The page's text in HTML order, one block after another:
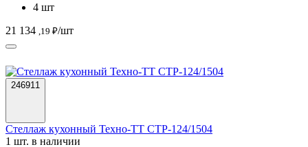
4 шт
21 134 ,19 ₽/шт
246911
Стеллаж кухонный Техно-ТТ СТР-124/1504
1 шт. в наличии